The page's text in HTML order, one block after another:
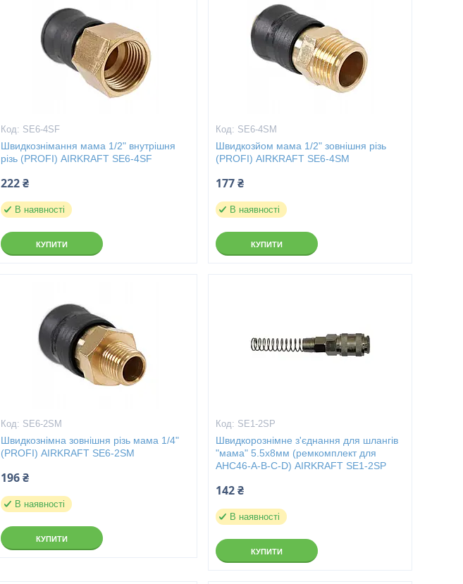
SE6-4SF
Швидкознімання мама 1/2" внутрішня
різь (PROFI) AIRKRAFT SE6-4SF
222 ₴
В наявності
КУПИТИ
SE6-4SM
Швидкозйом мама 1/2" зовнішня різь
(PROFI) AIRKRAFT SE6-4SM
177 ₴
В наявності
КУПИТИ
SE6-2SM
Швидкознімна зовнішня різь мама 1/4"
(PROFI) AIRKRAFT SE6-2SM
196 ₴
В наявності
КУПИТИ
SE1-2SP
Швидкорознімне з'єднання для шлангів
"мама" 5.5х8мм (ремкомплект для
AHC46-A-B-C-D) AIRKRAFT SE1-2SP
142 ₴
В наявності
КУПИТИ